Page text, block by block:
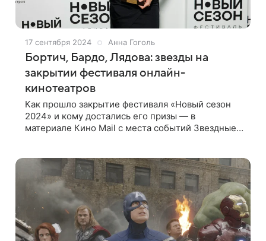
17 сентября 2024 Анна Гоголь
Бортич, Бардо, Лядова: звезды на
закрытии фестиваля онлайн-
кинотеатров
Как прошло закрытие фестиваля «Новый сезон
2024» и кому достались его призы — в
материале Кино Mail с места событий Звездные
кинотеатров